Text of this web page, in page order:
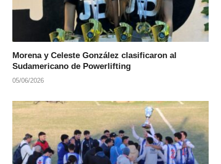
Morena y Celeste González clasificaron al
Sudamericano de Powerlifting
05/06/2026